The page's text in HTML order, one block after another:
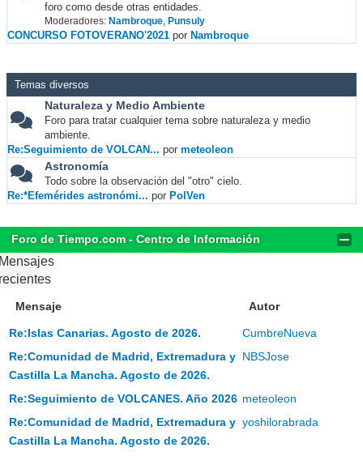
foro como desde otras entidades.
Moderadores: Nambroque, Punsuly
CONCURSO FOTOVERANO'2021 por Nambroque
Temas diversos
Naturaleza y Medio Ambiente
Foro para tratar cualquier tema sobre naturaleza y medio
ambiente.
Re:Seguimiento de VOLCAN... por meteoleon
Astronomía
Todo sobre la observación del "otro" cielo.
Re:*Efemérides astronómi... por PolVen
Foro de Tiempo.com - Centro de Información
Mensaje Autor
Re:Islas Canarias. Agosto de 2026.
CumbreNueva
Re:Comunidad de Madrid, Extremadura y
Castilla La Mancha. Agosto de 2026.
NBSJose
Re:Seguimiento de VOLCANES. Año 2026 meteoleon
Re:Comunidad de Madrid, Extremadura y
Castilla La Mancha. Agosto de 2026.
yoshilorabrada